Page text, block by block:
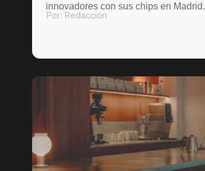
innovadores con sus chips en Madrid.
Por: Redacción